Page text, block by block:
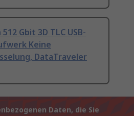
Gbit 3D TLC USB-
Keine
DataTraveler
Daten, die Sie